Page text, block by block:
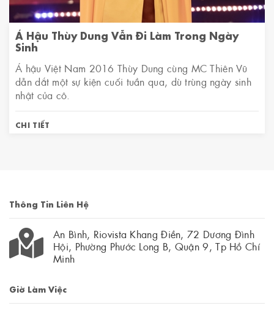
Á Hậu Thùy Dung Vẫn Đi Làm Trong Ngày
Sinh
Á hậu Việt Nam 2016 Thùy Dung cùng MC Thiên Vũ
dẫn dắt một sự kiện cuối tuần qua, dù trùng ngày sinh
nhật của cô.
CHI TIẾT
Thông Tin Liên Hệ
An Bình, Riovista Khang Điền, 72 Dương Đình
Hội, Phường Phước Long B, Quận 9, Tp Hồ Chí
Minh
Giờ Làm Việc